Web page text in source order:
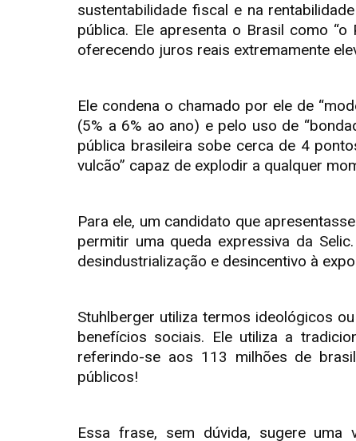
sustentabilidade fiscal e na
pública. Ele apresenta o Brasil como
oferecendo juros reais extremamente
Ele condena o chamado por ele de
(5% a 6% ao ano) e pelo uso de
pública brasileira sobe cerca de 4
vulcão” capaz de explodir a qualquer
Para ele, um candidato que
permitir uma queda expressiva da
desindustrialização e desincentivo à
Stuhlberger utiliza termos ideológicos
benefícios sociais. Ele utiliza a
referindo-se aos 113 milhões de
públicos!
Essa frase, sem dúvida, sugere